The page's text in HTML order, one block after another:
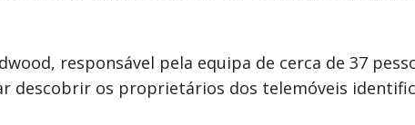
responsável pela equipa de cerca de 37
descobrir os proprietários dos telemóveis